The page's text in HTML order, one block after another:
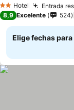
2 Estrellas
Hotel Entrada
8,9 Excelente 524
Elige fechas